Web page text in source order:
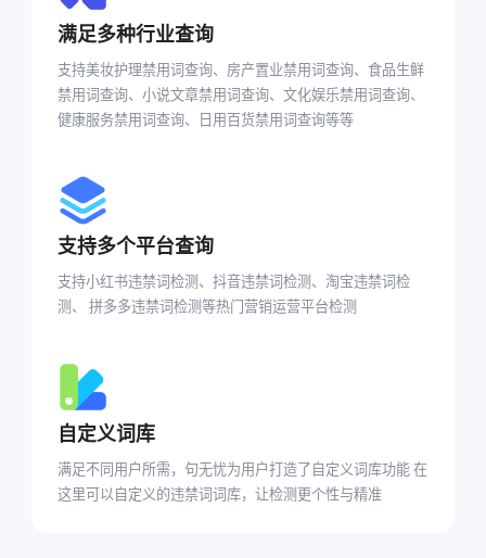
满足多种行业查询
支持美妆护理禁用词查询、房产置业禁用词查询、食品生鲜
禁用词查询、小说文章禁用词查询、文化娱乐禁用词查询、
健康服务禁用词查询、日用百货禁用词查询等等
支持多个平台查询
支持小红书违禁词检测、抖音违禁词检测、淘宝违禁词检
测、 拼多多违禁词检测等热门营销运营平台检测
自定义词库
满足不同用户所需，句无忧为用户打造了自定义词库功能 在
这里可以自定义的违禁词词库，让检测更个性与精准